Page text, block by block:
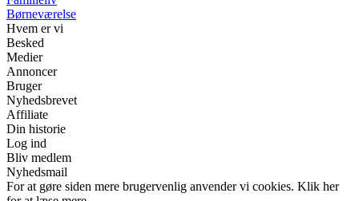
Børneværelse
Hvem er vi
Besked
Medier
Annoncer
Bruger
Nyhedsbrevet
Affiliate
Din historie
Log ind
Bliv medlem
Nyhedsmail
For at gøre siden mere brugervenlig anvender vi cookies. Klik her